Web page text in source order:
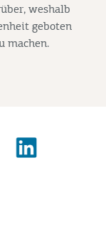
weshalb
geboten
machen.